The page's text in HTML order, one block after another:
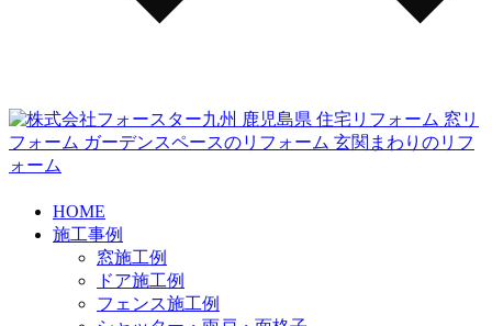
HOME
施工事例
窓施工例
ドア施工例
フェンス施工例